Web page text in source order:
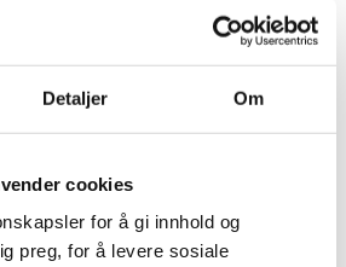
Detaljer Om
cookies
for å gi innhold og
preg, for å levere sosiale
lite vann når to kraner i huset
Bør alltid byttes etter maks 8